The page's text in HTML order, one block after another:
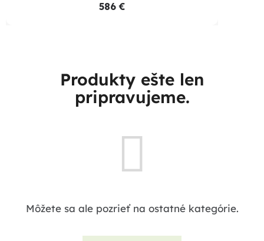
586 €
Produkty ešte len
pripravujeme.
Môžete sa ale pozrieť na ostatné kategórie.